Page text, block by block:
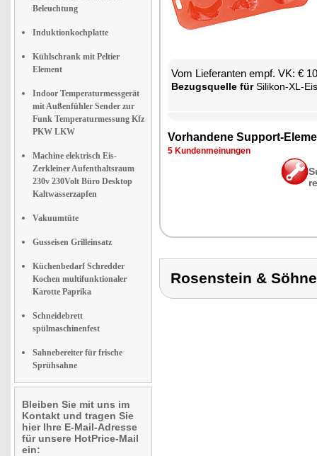
Beleuchtung
Induktionkochplatte
Kühlschrank mit Peltier
Element
Indoor Temperaturmessgerät
mit Außenfühler Sender zur
Funk Temperaturmessung Kfz
PKW LKW
Machine elektrisch Eis-
Zerkleiner Aufenthaltsraum
230v 230Volt Büro Desktop
Kaltwasserzapfen
Vakuumtüte
Gusseisen Grilleinsatz
Küchenbedarf Schredder
Kochen multifunktionaler
Karotte Paprika
Schneidebrett
spülmaschinenfest
Sahnebereiter für frische
Sprühsahne
Bleiben Sie mit uns im
Kontakt und tragen Sie
hier Ihre E-Mail-Adresse
für unsere HotPrice-Mail
ein:
Vom Lie­fe­ran­ten empf. VK: €
Be­zugs­quel­le fürSi­li­kon-XL-
Vor­han­de­ne Sup­port-
5 Kun­den­mei­nun­gen
Rosenstein &